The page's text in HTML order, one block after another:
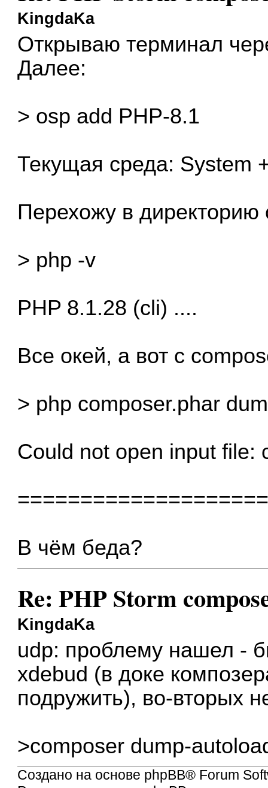
KingdaKa
Открываю терминал
Далее:
> osp add PHP-8.1
Текущая среда: System
Перехожу в директорию
> php -v
PHP 8.1.28 (cli) ....
Все окей, а вот с
> php composer.phar
Could not open input file:
В чём беда?
Re: PHP Storm
KingdaKa
udp: проблему нашел -
xdebud (в доке
подружить), во-вторых
>composer dump-
Создано на основе phpBB® Forum